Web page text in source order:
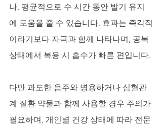
나, 평균적으로 수 시간 동안 발기 유지
에 도움을 줄 수 있습니다. 효과는 즉각적
이라기보다 자극과 함께 나타나며, 공복
상태에서 복용 시 흡수가 빠른 편입니다.
다만 과도한 음주와 병용하거나 심혈관
계 질환 약물과 함께 사용할 경우 주의가
필요하며, 개인별 건강 상태에 따라 전문